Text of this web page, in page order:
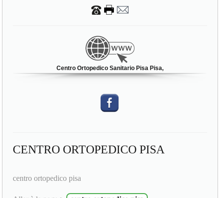
Centro Ortopedico Sanitario Pisa Pisa,
CENTRO ORTOPEDICO PISA
centro ortopedico pisa